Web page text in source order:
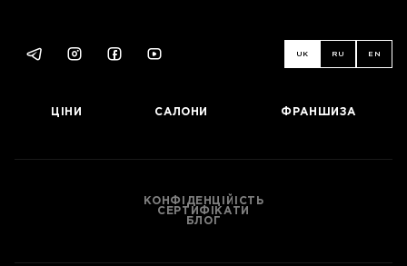
UK RU EN
ЦІНИ САЛОНИ ФРАНШИЗА
КОНФІДЕНЦІЙІСТЬ
СЕРТИФІКАТИ
БЛОГ